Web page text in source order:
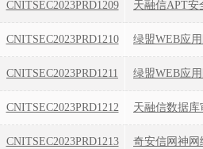
CNITSEC2023PRD1209 天融信APT安
CNITSEC2023PRD1210 绿盟WEB应
CNITSEC2023PRD1211 绿盟WEB应
CNITSEC2023PRD1212 天融信数据
CNITSEC2023PRD1213 奇安信网神网